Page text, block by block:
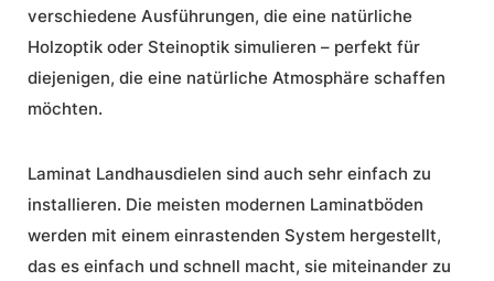
verschiedene Ausführungen, die eine natürliche
Holzoptik oder Steinoptik simulieren – perfekt für
diejenigen, die eine natürliche Atmosphäre schaffen
möchten.
Laminat Landhausdielen sind auch sehr einfach zu
installieren. Die meisten modernen Laminatböden
werden mit einem einrastenden System hergestellt,
das es einfach und schnell macht, sie miteinander zu